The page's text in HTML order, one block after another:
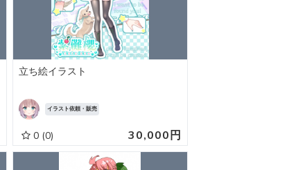
立ち絵イラスト
イラスト依頼・販売
0 (0) 30,000円